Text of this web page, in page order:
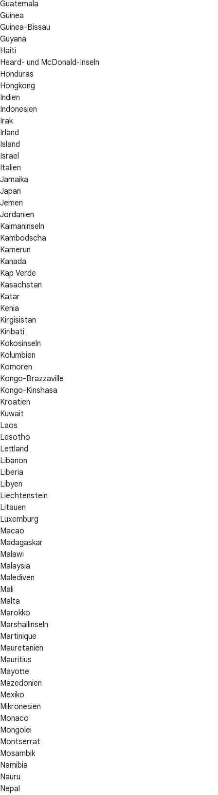
Guatemala
Guinea
Guinea-Bissau
Guyana
Haiti
Heard- und McDonald-Inseln
Honduras
Hongkong
Indien
Indonesien
Irak
Irland
Island
Israel
Italien
Jamaika
Japan
Jemen
Jordanien
Kaimaninseln
Kambodscha
Kamerun
Kanada
Kap Verde
Kasachstan
Katar
Kenia
Kirgisistan
Kiribati
Kokosinseln
Kolumbien
Komoren
Kongo-Brazzaville
Kongo-Kinshasa
Kroatien
Kuwait
Laos
Lesotho
Lettland
Libanon
Liberia
Libyen
Liechtenstein
Litauen
Luxemburg
Macao
Madagaskar
Malawi
Malaysia
Malediven
Mali
Malta
Marokko
Marshallinseln
Martinique
Mauretanien
Mauritius
Mayotte
Mazedonien
Mexiko
Mikronesien
Monaco
Mongolei
Montserrat
Mosambik
Namibia
Nauru
Nepal